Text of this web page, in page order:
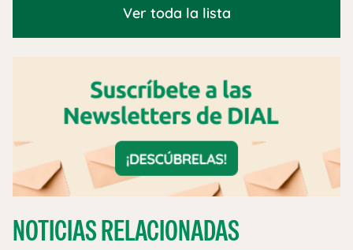
Ver toda la lista
NOTICIAS RELACIONADAS